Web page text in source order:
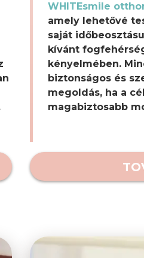
WHITEsmile
amely lehetővé
saját
kívánt
kényelmében.
biztonságos és
megoldás, ha a
magabiztosabb